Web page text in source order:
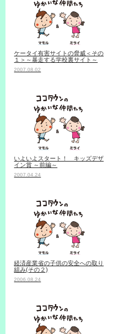
ケータイ有害サイトの脅威＜その
１＞～暴走する学校裏サイト～
2007.08.02
いよいよスタート！ キッズデザ
イン賞 ～前編～
2007.04.24
経済産業省の子供の安全への取り
組み(その２)
2006.08.24